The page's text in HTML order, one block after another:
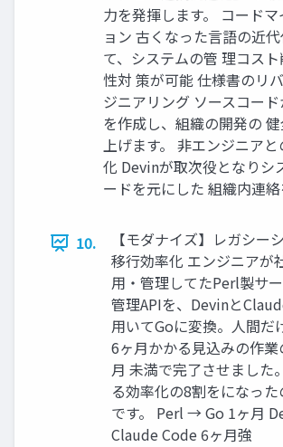
力を発揮します。 コード
ョン 古くなった言語の近
て、システムの管 理コス
性対 策が可能 仕様書のリ
ジニアリング ソースコー
を作成し、組織の開発の
上げます。 非エンジニア
化 Devinが取次役となりシ
ードを元にした 組織内連
10.
【モダナイズ】レガシー
移行効率化 エンジニアが
用・管理してたPerl製サ
管理APIを、Devinと
用いてGoに変換。人間だ
6ヶ月かかる見込みの作業
月 未満で完了させました
る効率化の8割をになっ
です。 Perl → Go 1ヶ月
Claude Code 6ヶ月強